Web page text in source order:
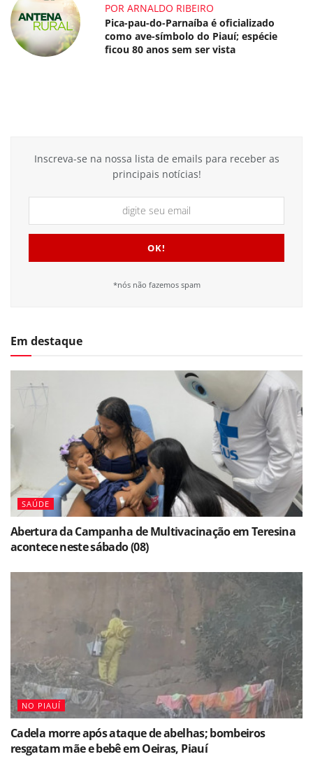
POR ARNALDO RIBEIRO
Pica-pau-do-Parnaíba é oficializado
como ave-símbolo do Piauí; espécie
ficou 80 anos sem ser vista
Inscreva-se na nossa lista de emails para receber as
principais notícias!
*nós não fazemos spam
Em destaque
SAÚDE
Abertura da Campanha de Multivacinação em Teresina
acontece neste sábado (08)
NO PIAUÍ
Cadela morre após ataque de abelhas; bombeiros
resgatam mãe e bebê em Oeiras, Piauí